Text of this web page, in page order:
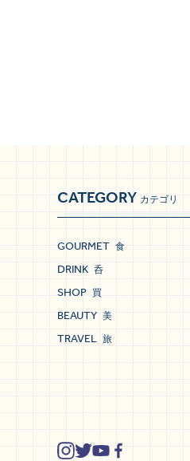
CATEGORY カテゴリ
GOURMET 食
DRINK 呑
SHOP 買
BEAUTY 美
TRAVEL 旅